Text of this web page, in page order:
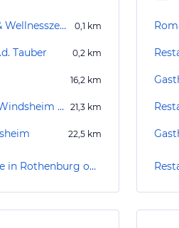
Aktiv & Vital Gesundheits- & Wellnesszentrum 0,1 km
Tauber 0,2 km
16,2 km
Golf Club Reichsstadt Bad Windsheim e.V. 21,3 km
22,5 km
Sport- und Freizeitangebote in Rothenburg ob der Tauber